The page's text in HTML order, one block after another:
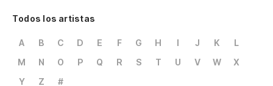
Todos los artistas
A B C D E F G H I J K
L
M
N O P Q R S T U V W
X
Y
Z #